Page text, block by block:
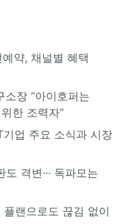
약, 채널별 혜택
장 “아이호퍼는
한 조력자”
업 주요 소식과 시장
격변··· 독파모는
랜으로도 끊김 없이